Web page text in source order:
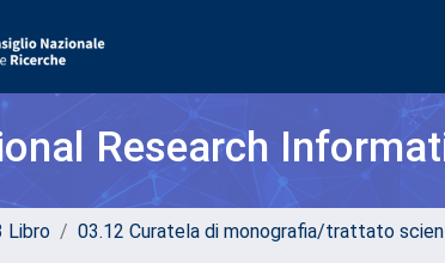
Research
Libro 03.12 Curatela di monografia/trattato